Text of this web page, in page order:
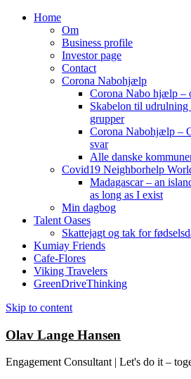
Home
Om
Business profile
Investor page
Contact
Corona Nabohjælp
Corona Nabo hjælp –
Skabelon til
grupper
Corona Nabohjælp –
svar
Alle danske
Covid19 Neighborhelp
Madagascar – an
as long as I exist
Min dagbog
Talent Oases
Skattejagt og tak for
Kumiay Friends
Cafe-Flores
Viking Travelers
GreenDriveThinking
Skip to content
Olav Lange Hansen
Engagement Consultant | Let's do it –